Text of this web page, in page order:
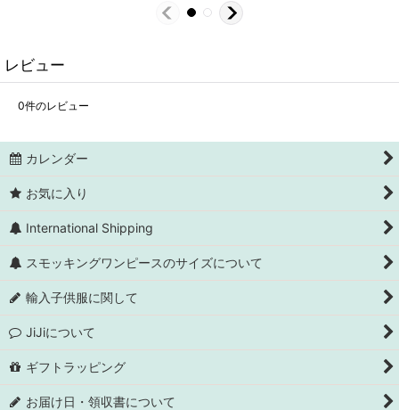
レビュー
0件のレビュー
カレンダー
お気に入り
International Shipping
スモッキングワンピースのサイズについて
輸入子供服に関して
JiJiについて
ギフトラッピング
お届け日・領収書について